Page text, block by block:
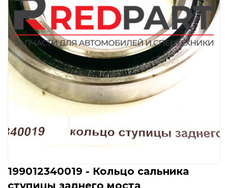
199012340019 - Кольцо сальника
ступицы заднего моста